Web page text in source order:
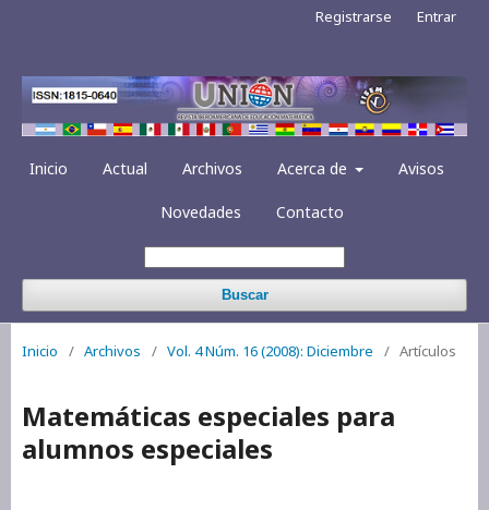
Inicio Actual Archivos Acerca de Avisos
Novedades Contacto
Buscar
Registrarse Entrar
Inicio / Archivos / Vol. 4 Núm. 16 (2008): Diciembre / Artículos
Matemáticas especiales para
alumnos especiales